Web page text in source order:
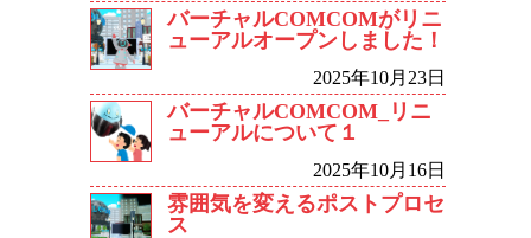
バーチャルCOMCOMがリニ
ューアルオープンしました！
2025年10月23日
バーチャルCOMCOM_リニ
ューアルについて１
2025年10月16日
雰囲気を変えるポストプロセ
ス